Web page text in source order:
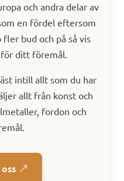
och andra delar av
en fördel eftersom
bud och på så vis
ditt föremål.
intill allt som du har
allt från konst och
fordon och